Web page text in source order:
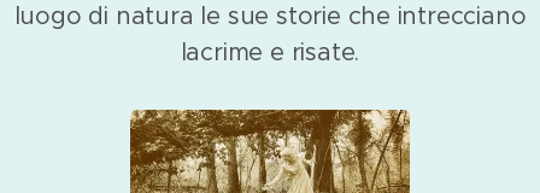
luogo di natura le sue storie che intrecciano
lacrime e risate.